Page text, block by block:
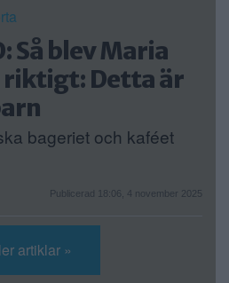
Så blev Maria
riktigt: Detta är
bageriet och kaféet
Publicerad 18:06, 4 november 2025
artiklar »